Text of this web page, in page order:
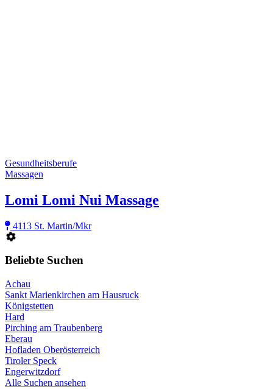
Gesundheitsberufe
Massagen
Lomi Lomi Nui Massage
4113 St. Martin/Mkr
Beliebte Suchen
Achau
Sankt Marienkirchen am Hausruck
Königstetten
Hard
Pirching am Traubenberg
Eberau
Hofladen Oberösterreich
Tiroler Speck
Engerwitzdorf
Alle Suchen ansehen